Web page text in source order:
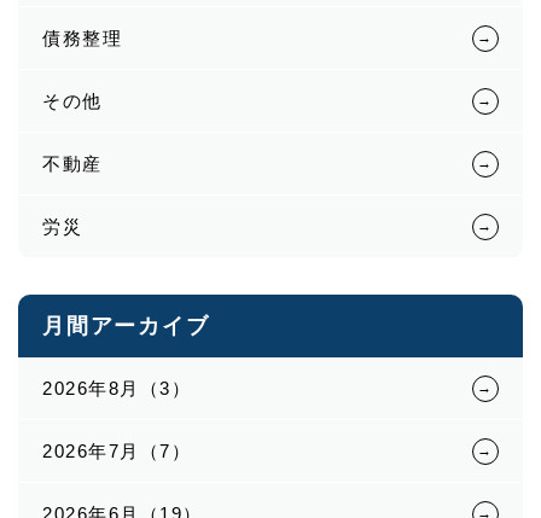
債務整理
その他
不動産
労災
月間アーカイブ
2026年8月（3）
2026年7月（7）